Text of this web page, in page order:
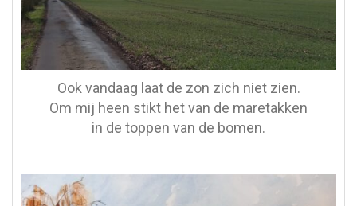
Ook vandaag laat de zon zich niet zien.
Om mij heen stikt het van de maretakken
in de toppen van de bomen.